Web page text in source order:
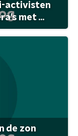
activisten
met ...
de zon